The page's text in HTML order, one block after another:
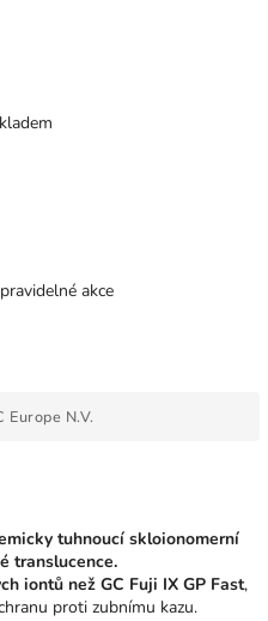
akce
Europe N.V.
tuhnoucí skloionomerní
translucence.
iontů než GC Fuji IX GP Fast,
proti zubnímu kazu.